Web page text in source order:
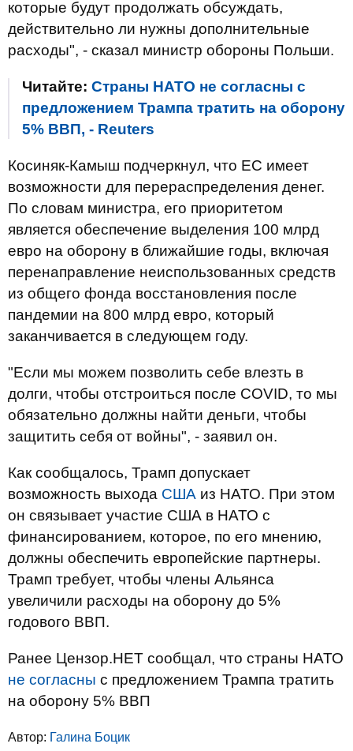
которые будут продолжать обсуждать,
действительно ли нужны дополнительные
расходы", - сказал министр обороны Польши.
Читайте: Страны НАТО не согласны с
предложением Трампа тратить на оборону
5% ВВП, - Reuters
Косиняк-Камыш подчеркнул, что ЕС имеет
возможности для перераспределения денег.
По словам министра, его приоритетом
является обеспечение выделения 100 млрд
евро на оборону в ближайшие годы, включая
перенаправление неиспользованных средств
из общего фонда восстановления после
пандемии на 800 млрд евро, который
заканчивается в следующем году.
"Если мы можем позволить себе влезть в
долги, чтобы отстроиться после COVID, то мы
обязательно должны найти деньги, чтобы
защитить себя от войны", - заявил он.
Как сообщалось, Трамп допускает
возможность выхода США из НАТО. При этом
он связывает участие США в НАТО с
финансированием, которое, по его мнению,
должны обеспечить европейские партнеры.
Трамп требует, чтобы члены Альянса
увеличили расходы на оборону до 5%
годового ВВП.
Ранее Цензор.НЕТ сообщал, что страны НАТО
не согласны с предложением Трампа тратить
на оборону 5% ВВП
Автор: Галина Боцик